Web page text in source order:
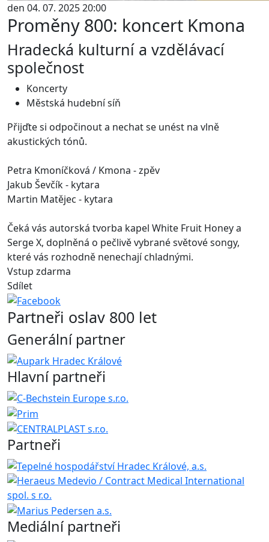
den 04. 07. 2025 20:00
Proměny 800: koncert Kmona
Hradecká kulturní a vzdělávací
společnost
Koncerty
Městská hudební síň
Přijďte si odpočinout a nechat se unést na vlně
akustických tónů.
Petra Kmoníčková / Kmona - zpěv
Jakub Ševčík - kytara
Martin Matějec - kytara
Čeká vás autorská tvorba kapel White Fruit Honey a
Serge X, doplněná o pečlivě vybrané světové songy,
které vás rozhodně nenechají chladnými.
Vstup zdarma
Sdílet
Partneři oslav 800 let
Generální partner
Hlavní partneři
Partneři
Mediální partneři